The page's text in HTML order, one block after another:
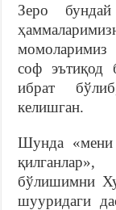
Зеро
момоларимиз
соф эътиқод
ибрат
келишган.
Шунда «мени
бўлишимни
шууридаги